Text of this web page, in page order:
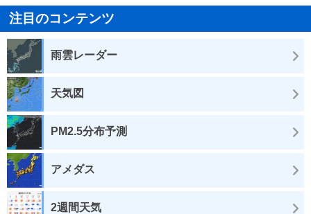
注目のコンテンツ
雨雲レーダー
天気図
PM2.5分布予測
アメダス
2週間天気